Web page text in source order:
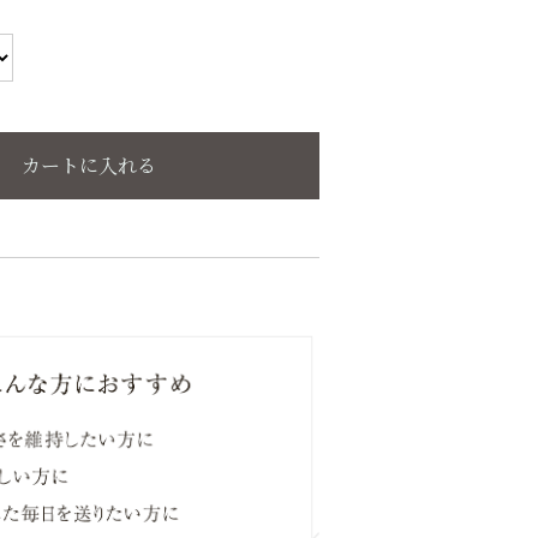
カートに入れる